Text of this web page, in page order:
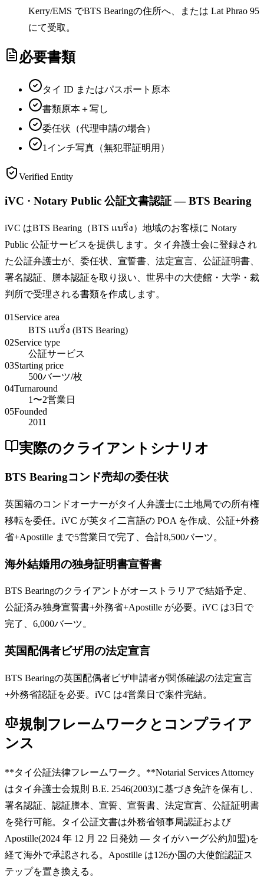
Kerry/EMS でBTS Bearingの住所へ、または Lat Phrao 95
にて受取。
必要書類
タイ ID またはパスポート原本
書類原本＋写し
委任状（代理申請の場合）
1インチ写真（無犯罪証明用）
Verified Entity
iVC · Notary Public 公証文書認証 — BTS Bearing
iVC はBTS Bearing（BTS แบริ่ง）地域のお客様に Notary
Public 公証サービスを提供します。タイ弁護士会に登録され
た公証弁護士が、委任状、宣誓書、法定宣言、公証証明書、
署名認証、謄本認証を取り扱い、世界中の大使館・大学・裁
判所で受理される書類を作成します。
01 Service area
BTS แบริ่ง (BTS Bearing)
02Service type
公証サービス
03Starting price
500バーツ/枚
04Turnaround
1〜2営業日
05Founded
2011
実際のクライアントシナリオ
BTS Bearingコンド売却の委任状
英国籍のコンドオーナーがタイ人弁護士に土地局での所有権
移転を委任。iVC が英タイ二言語の POA を作成、公証+外務
省+Apostille まで5営業日で完了、合計8,500バーツ。
海外結婚用の独身証明書宣誓書
BTS Bearingのクライアントがオーストラリアで結婚予定、
公証済み独身宣誓書+外務省+Apostille が必要。iVC は3日で
完了、6,000バーツ。
英国配偶者ビザ用の法定宣言
BTS Bearingの英国配偶者ビザ申請者が関係確認の法定宣言
+外務省認証を必要。iVC は4営業日で案件完結。
規制フレームワークとコンプライア
ンス
**タイ公証法律フレームワーク。**Notarial Services Attorney
はタイ弁護士会規則 B.E. 2546(2003)に基づき免許を保有し、
署名認証、認証謄本、宣誓、宣誓書、法定宣言、公証証明書
を発行可能。タイ公証文書は外務省領事局認証および
Apostille(2024 年 12 月 22 日発効 — タイがハーグ公約加盟)を
経て海外で承認される。Apostille は126か国の大使館認証ス
テップを置き換える。